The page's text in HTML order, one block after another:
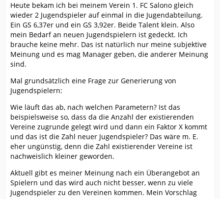
Heute bekam ich bei meinem Verein 1. FC Salono gleich
wieder 2 Jugendspieler auf einmal in die Jugendabteilung.
Ein GS 6,37er und ein GS 3,92er. Beide Talent klein. Also
mein Bedarf an neuen Jugendspielern ist gedeckt. Ich
brauche keine mehr. Das ist natürlich nur meine subjektive
Meinung und es mag Manager geben, die anderer Meinung
sind.
Mal grundsätzlich eine Frage zur Generierung von
Jugendspielern:
Wie läuft das ab, nach welchen Parametern? Ist das
beispielsweise so, dass da die Anzahl der existierenden
Vereine zugrunde gelegt wird und dann ein Faktor X kommt
und das ist die Zahl neuer Jugendspieler? Das wäre m. E.
eher ungünstig, denn die Zahl existierender Vereine ist
nachweislich kleiner geworden.
Aktuell gibt es meiner Meinung nach ein Überangebot an
Spielern und das wird auch nicht besser, wenn zu viele
Jugendspieler zu den Vereinen kommen. Mein Vorschlag